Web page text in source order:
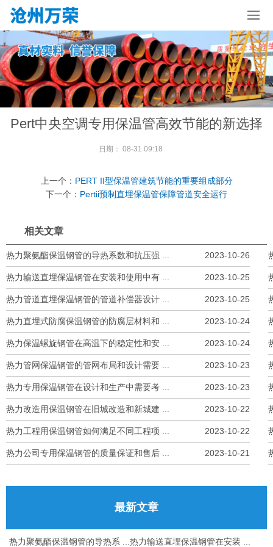
Pert中央空调专用保温管高效节能的新选择
日期： 08-31 09:18
上一个： PERT II型保温管建筑节能的重要组成部分
下一个： Pertii预制直埋保温管保障管道安全运行
相关文章
热力聚氨酯保温钢管的导热系数和抗压强 ... 2023-10-26
热力输送直埋保温钢管在安装和使用中有 ... 2023-10-25
热力管道直埋保温钢管的管道补偿器设计 ... 2023-10-25
热力直埋式防腐保温钢管的防腐层材料和 ... 2023-10-24
热力保温螺旋钢管在高温下的稳定性和安 ... 2023-10-24
热力管网保温钢管的管网布局和设计需要 ... 2023-10-23
热力专用保温钢管在设计和生产中需要考 ... 2023-10-23
热力改造用保温钢管在旧城改造和新城建 ... 2023-10-22
热力工程用保温钢管如何满足不同工程项 ... 2023-10-22
热力公司专用保温钢管的质量保证和售后 ... 2023-10-21
最新文章
热力聚氨酯保温钢管的导热系 ... 热力输送直埋保温钢管在安装 ...